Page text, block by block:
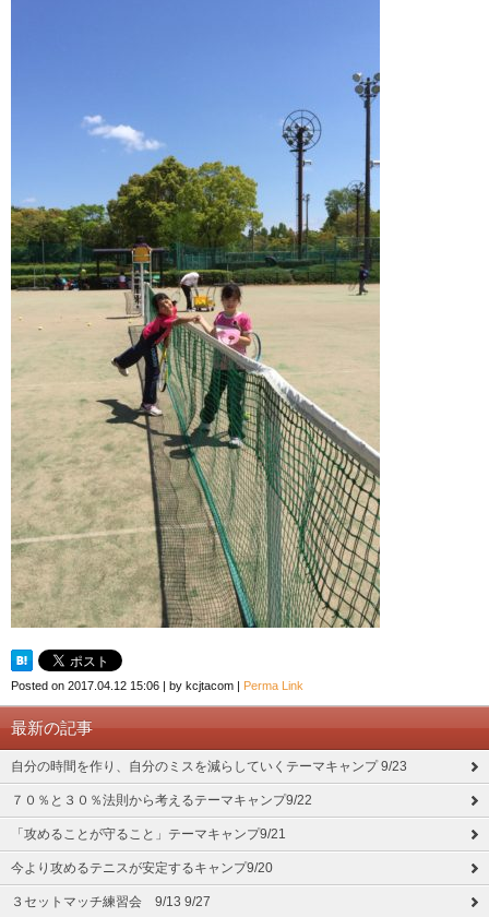
Posted on 2017.04.12 15:06 | by kcjtacom | Perma Link
最新の記事
自分の時間を作り、自分のミスを減らしていくテーマキャンプ 9/23
７０％と３０％法則から考えるテーマキャンプ9/22
「攻めることが守ること」テーマキャンプ9/21
今より攻めるテニスが安定するキャンプ9/20
３セットマッチ練習会 9/13 9/27